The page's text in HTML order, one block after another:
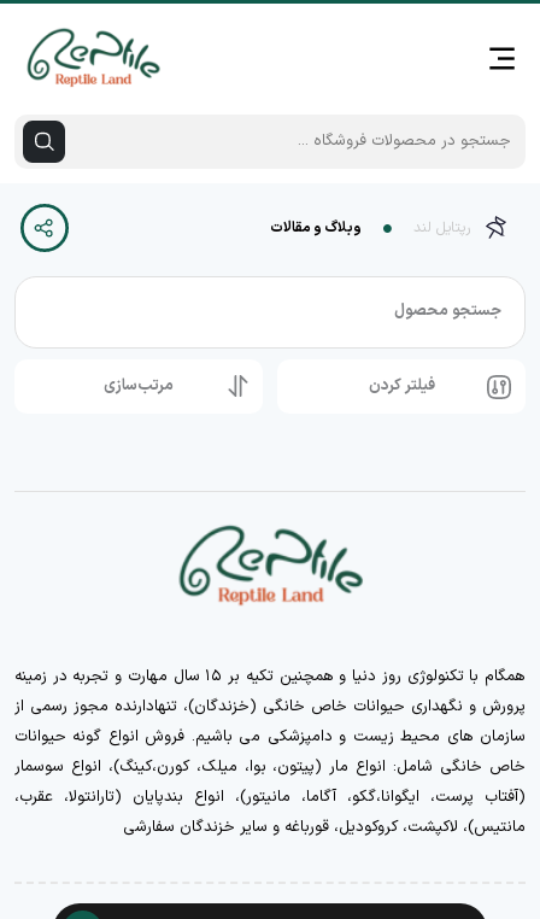
رپتایل لند وبلاگ و مقالات
جستجو محصول
فیلتر کردن مرتب‌سازی
همگام با تکنولوژی روز دنیا و همچنین تکیه بر ۱۵ سال مهارت و تجربه در زمینه
پرورش و نگهداری حیوانات خاص خانگی (خزندگان)، تنهادارنده مجوز رسمی از
سازمان های محیط زیست و دامپزشکی می باشیم. فروش انواع گونه حیوانات
خاص خانگی شامل: انواع مار (پیتون، بوا، میلک، کورن،کینگ)، انواع سوسمار
(آفتاب پرست، ایگوانا،گکو، آگاما، مانیتور)، انواع بندپایان (تارانتولا، عقرب،
مانتیس)، لاکپشت، کروکودیل، قورباغه و سایر خزندگان سفارشی